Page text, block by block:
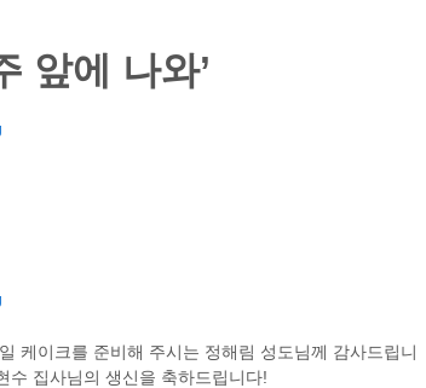
앞에 나와’
케이크를 준비해 주시는 정해림 성도님께 감사드립니
수 집사님의 생신을 축하드립니다!